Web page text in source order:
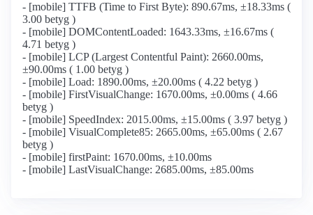
- [mobile] TTFB (Time to First Byte): 890.67ms, ±18.33ms (
3.00 betyg )
- [mobile] DOMContentLoaded: 1643.33ms, ±16.67ms (
4.71 betyg )
- [mobile] LCP (Largest Contentful Paint): 2660.00ms,
±90.00ms ( 1.00 betyg )
- [mobile] Load: 1890.00ms, ±20.00ms ( 4.22 betyg )
- [mobile] FirstVisualChange: 1670.00ms, ±0.00ms ( 4.66
betyg )
- [mobile] SpeedIndex: 2015.00ms, ±15.00ms ( 3.97 betyg )
- [mobile] VisualComplete85: 2665.00ms, ±65.00ms ( 2.67
betyg )
- [mobile] firstPaint: 1670.00ms, ±10.00ms
- [mobile] LastVisualChange: 2685.00ms, ±85.00ms